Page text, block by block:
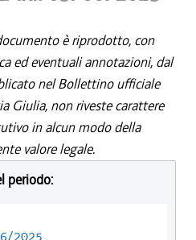
è riprodotto, con
ed eventuali annotazioni, dal
nel Bollettino ufficiale
Giulia, non riveste carattere
in alcun modo della
valore legale.
periodo:
2025